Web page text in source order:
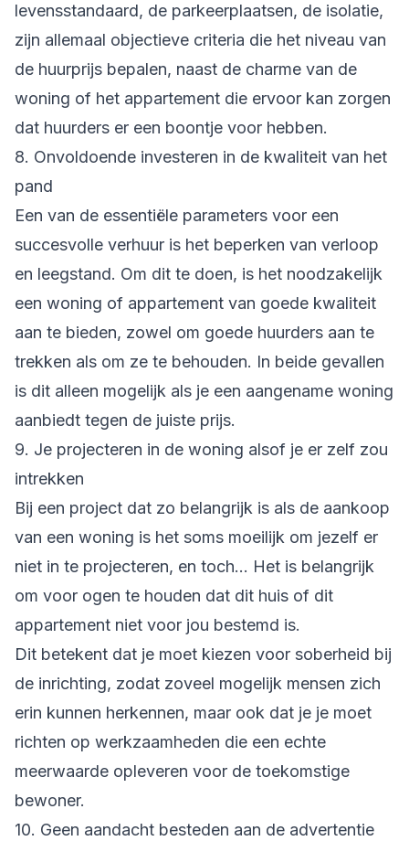
levensstandaard, de parkeerplaatsen, de isolatie,
zijn allemaal objectieve criteria die het niveau van
de huurprijs bepalen, naast de charme van de
woning of het appartement die ervoor kan zorgen
dat huurders er een boontje voor hebben.
8. Onvoldoende investeren in de kwaliteit van het
pand
Een van de essentiële parameters voor een
succesvolle verhuur is het beperken van verloop
en leegstand. Om dit te doen, is het noodzakelijk
een woning of appartement van goede kwaliteit
aan te bieden, zowel om goede huurders aan te
trekken als om ze te behouden. In beide gevallen
is dit alleen mogelijk als je een aangename woning
aanbiedt tegen de juiste prijs.
9. Je projecteren in de woning alsof je er zelf zou
intrekken
Bij een project dat zo belangrijk is als de aankoop
van een woning is het soms moeilijk om jezelf er
niet in te projecteren, en toch... Het is belangrijk
om voor ogen te houden dat dit huis of dit
appartement niet voor jou bestemd is.
Dit betekent dat je moet kiezen voor soberheid bij
de inrichting, zodat zoveel mogelijk mensen zich
erin kunnen herkennen, maar ook dat je je moet
richten op werkzaamheden die een echte
meerwaarde opleveren voor de toekomstige
bewoner.
10. Geen aandacht besteden aan de advertentie